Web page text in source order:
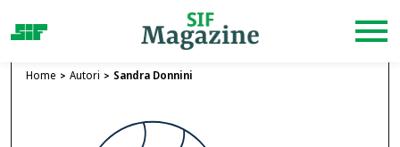
Home Autori Sandra Donnini